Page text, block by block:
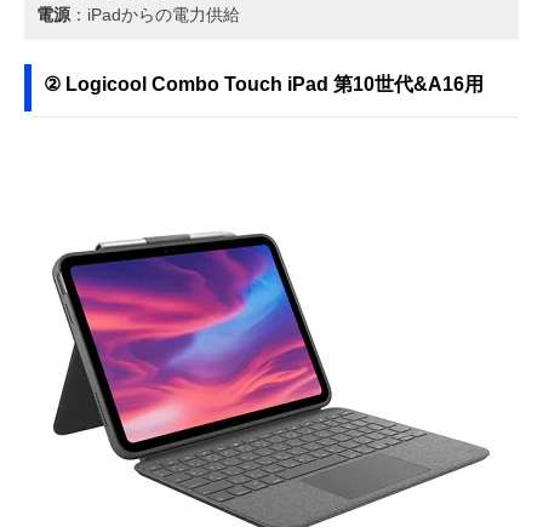
電源 ：iPadからの電力供給
② Logicool Combo Touch iPad 第10世代&A16用